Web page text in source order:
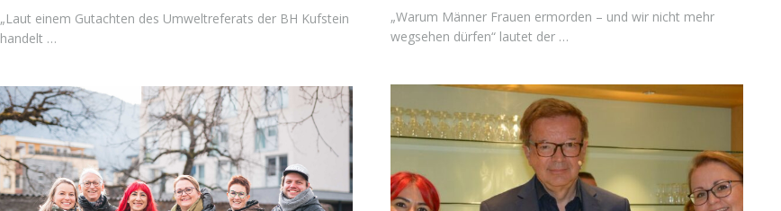
„Laut einem Gutachten des Umweltreferats der BH Kufstein
handelt …
„Warum Männer Frauen ermorden – und wir nicht mehr
wegsehen dürfen“ lautet der …